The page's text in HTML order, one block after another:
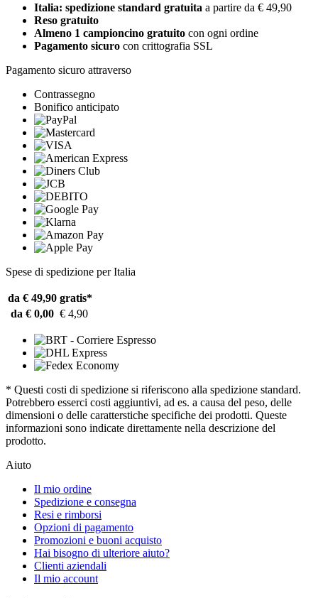
Italia: spedizione standard gratuita a partire da € 49,90
Reso gratuito
Almeno 1 campioncino gratuito con ogni ordine
Pagamento sicuro con crittografia SSL
Pagamento sicuro attraverso
Contrassegno
Bonifico anticipato
Spese di spedizione per Italia
da € 49,90 gratis*
da € 0,00 € 4,90
* Questi costi di spedizione si riferiscono alla spedizione standard.
Potrebbero esserci costi aggiuntivi, ad es. a causa del peso, delle
dimensioni o delle caratterstiche specifiche dei prodotti. Queste
informazioni sono indicate direttamente nella descrizione del
prodotto.
Aiuto
Il mio ordine
Spedizione e consegna
Resi e rimborsi
Opzioni di pagamento
Promozioni e buoni acquisto
Hai bisogno di ulteriore aiuto?
Clienti aziendali
Il mio account